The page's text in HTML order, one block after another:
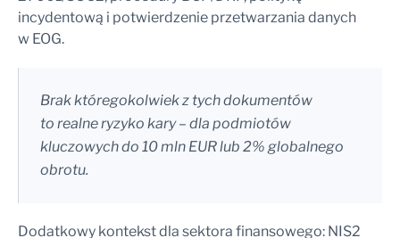
incydentową i potwierdzenie przetwarzania danych
w EOG.
Brak któregokolwiek z tych dokumentów
to realne ryzyko kary – dla podmiotów
kluczowych do 10 mln EUR lub 2% globalnego
obrotu.
Dodatkowy kontekst dla sektora finansowego: NIS2